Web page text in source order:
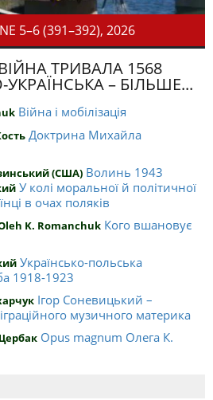
5–6 (391–392), 2026
ТРИВАЛА 1568
– БІЛЬШЕ...
Війна і мобілізація
Доктрина Михайла
(США) Волинь 1943
У колі моральної й політичної
в очах поляків
K. Romanchuk Кого вшановує
Українсько-польська
1918-1923
Ігор Соневицький –
музичного материка
Opus magnum Олега К.